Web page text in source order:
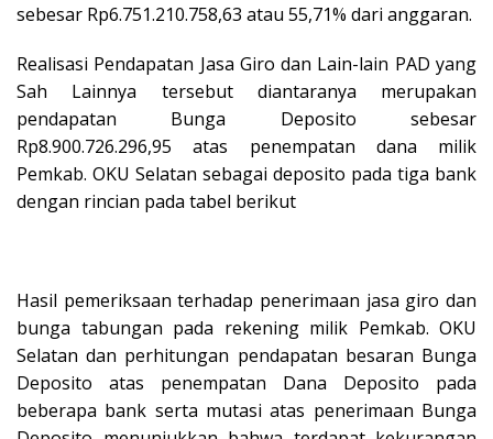
sebesar Rp6.751.210.758,63 atau 55,71% dari anggaran.
Realisasi Pendapatan Jasa Giro dan Lain-lain PAD yang
Sah Lainnya tersebut diantaranya merupakan
pendapatan Bunga Deposito sebesar
Rp8.900.726.296,95 atas penempatan dana milik
Pemkab. OKU Selatan sebagai deposito pada tiga bank
dengan rincian pada tabel berikut
Hasil pemeriksaan terhadap penerimaan jasa giro dan
bunga tabungan pada rekening milik Pemkab. OKU
Selatan dan perhitungan pendapatan besaran Bunga
Deposito atas penempatan Dana Deposito pada
beberapa bank serta mutasi atas penerimaan Bunga